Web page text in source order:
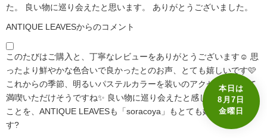
本日は
8月7日
金曜日
た。 良い物に巡り会えたと思います。 ありがとうございました。
ANTIQUE LEAVESからのコメント
このたびはご購入と、丁寧なレビューをありがとうございます☺️ 思
ったより鮮やかな色合いで良かったとのお声、とても嬉しいです🩷
これからの季節、明るいパステルカラーを装いのアクセントとして
満喫いただけそうですね✨ 良い物に巡り会えたと感じていただけた
ことを、ANTIQUE LEAVESも「soracoya」もとても嬉しく思いま
す?️